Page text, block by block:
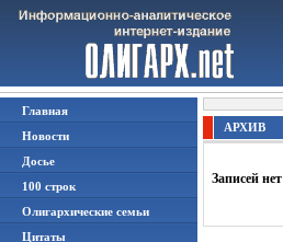
Главная
Новости
Досье
100 строк
Олигархические семьи
Цитаты
АРХИВ
Записей нет